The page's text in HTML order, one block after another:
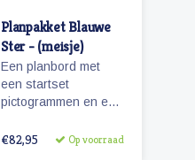
Planpakket Blauwe
Ster - (meisje)
Een planbord met
een startset
pictogrammen en een
€82,95 Op voorraad